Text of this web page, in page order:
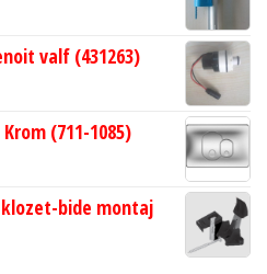
valf (431263)
(711-1085)
klozet-bide montaj